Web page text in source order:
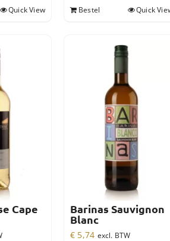
Quick View Bestel Quick
Cape
Barinas Sauvignon
Blanc
€ 5,74 excl. BTW